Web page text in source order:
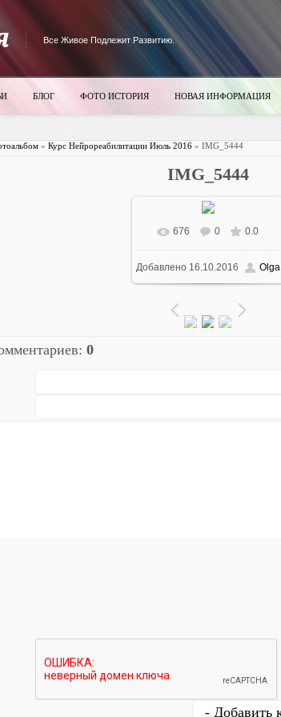
Все Живое Подлежит Развитию.
БЛОГ ФОТО ИСТОРИЯ НОВАЯ ИНФОРМАЦИЯ
» Курс Нейрореабилитации Июль 2016» IMG_5444
IMG_5444
В реальном размере
700x525/ 4911.1Kb
676 0 0.0
Добавлено16.10.2016 Olga
: 0